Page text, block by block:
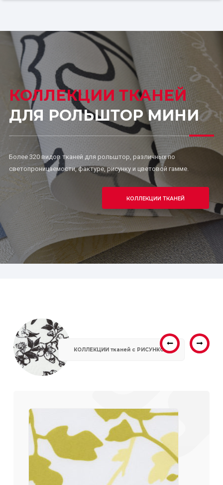
КОЛЛЕКЦИИ ТКАНЕЙ
ДЛЯ РОЛЬШТОР МИНИ
Более 320 видов тканей для рольштор, различных по
светопроницаемости, фактуре, рисунку и цветовой гамме.
КОЛЛЕКЦИИ ТКАНЕЙ
КОЛЛЕКЦИИ тканей с РИСУНКОМ